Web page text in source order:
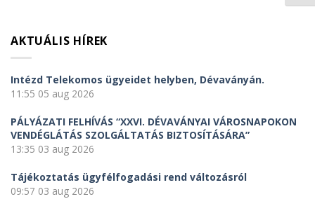
AKTUÁLIS HÍREK
Intézd Telekomos ügyeidet helyben, Dévaványán.
11:55 05 aug 2026
PÁLYÁZATI FELHÍVÁS “XXVI. DÉVAVÁNYAI VÁROSNAPOKON
VENDÉGLÁTÁS SZOLGÁLTATÁS BIZTOSÍTÁSÁRA”
13:35 03 aug 2026
Tájékoztatás ügyfélfogadási rend változásról
09:57 03 aug 2026